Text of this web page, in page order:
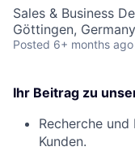
Sales & Business
Göttingen, Germany
Posted 6+ months ago
Ihr Beitrag zu
Recherche
Kunden.